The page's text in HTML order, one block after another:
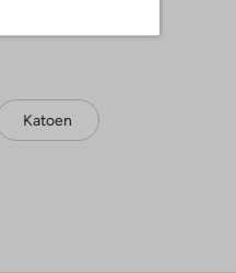
Katoen